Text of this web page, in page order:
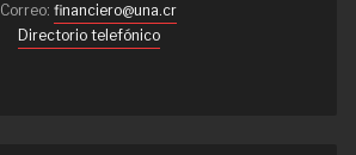
Correo: financiero@una.cr
Directorio telefónico